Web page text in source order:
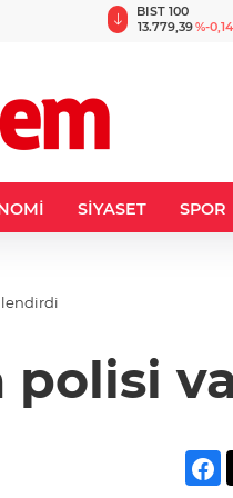
BIST 100
13.779,39%-0,14
SİYASET SPOR
polisi